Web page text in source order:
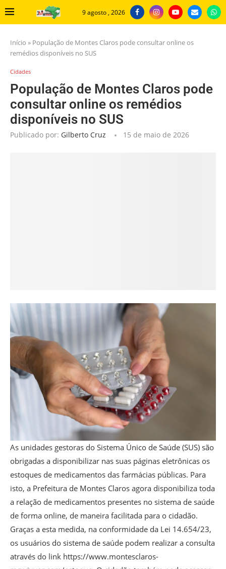
9 agosto , 2026
Início » População de Montes Claros pode consultar online os
remédios disponíveis no SUS
Cidades
População de Montes Claros pode
consultar online os remédios
disponíveis no SUS
Publicado por: Gilberto Cruz 15 de maio de 2026
As unidades gestoras do Sistema Único de Saúde (SUS) são
obrigadas a disponibilizar nas suas páginas eletrônicas os
estoques de medicamentos das farmácias públicas. Para
isto, a Prefeitura de Montes Claros agora disponibiliza toda
a relação de medicamentos presentes no sistema de saúde
de forma online, de maneira facilitada para o cidadão.
Graças a esta medida, na conformidade da Lei 14.654/23,
os usuários do sistema de saúde podem realizar a consulta
através do link https://www.montesclaros-